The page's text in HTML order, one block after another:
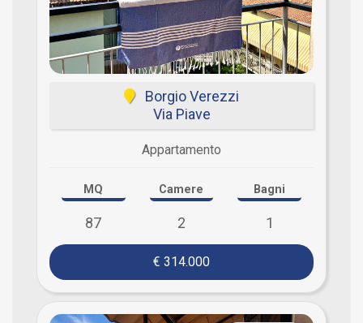
Borgio Verezzi
Via Piave
Appartamento
MQ
87
Camere
2
Bagni
1
€ 314.000